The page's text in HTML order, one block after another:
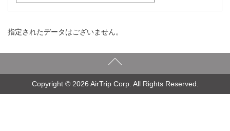
指定されたデータはございません。
Copyright © 2026 AirTrip Corp. All Rights Reserved.